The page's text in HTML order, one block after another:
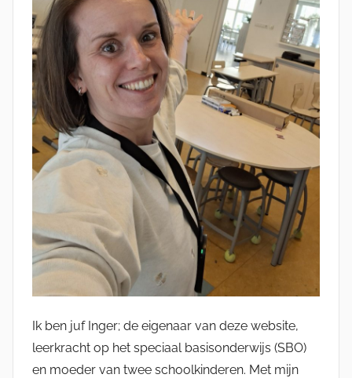
Ik ben juf Inger; de eigenaar van deze website,
leerkracht op het speciaal basisonderwijs (SBO)
en moeder van twee schoolkinderen. Met mijn